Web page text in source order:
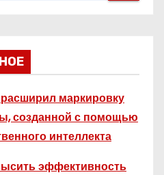
маркировку
созданной с помощью
интеллекта
эффективность